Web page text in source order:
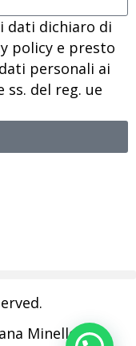
dati dichiaro di
policy e presto
personali ai
del reg. ue
Minelle